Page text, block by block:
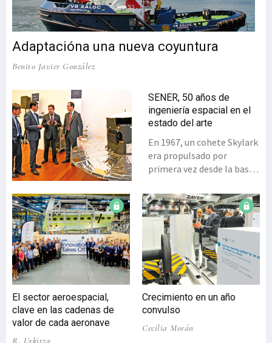
Adaptacióna una nueva coyuntura
Benito Javier González
SENER, 50 años de
ingeniería espacial en el
estado del arte
En 1967, un cohete Skylark
era propulsado por
primera vez desde la base
meta de estudiar las
auroras boreales y las
variaciones del campo
magnético en las
proximidades del polo. El
diseño y construcción de
esta torre, situada en el
convertiría así en el primer
contrato y el primer éxito
de SENER en Espacio. 50
El sector aeroespacial,
clave en las cadenas de
valor de cada aeronave
R. Urkitza
Crecimiento en un año
convulso
Cecilia Morán